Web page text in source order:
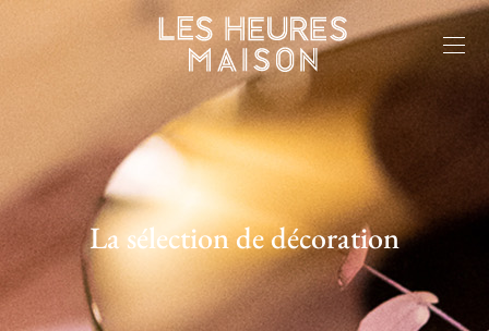
La sélection de décoration